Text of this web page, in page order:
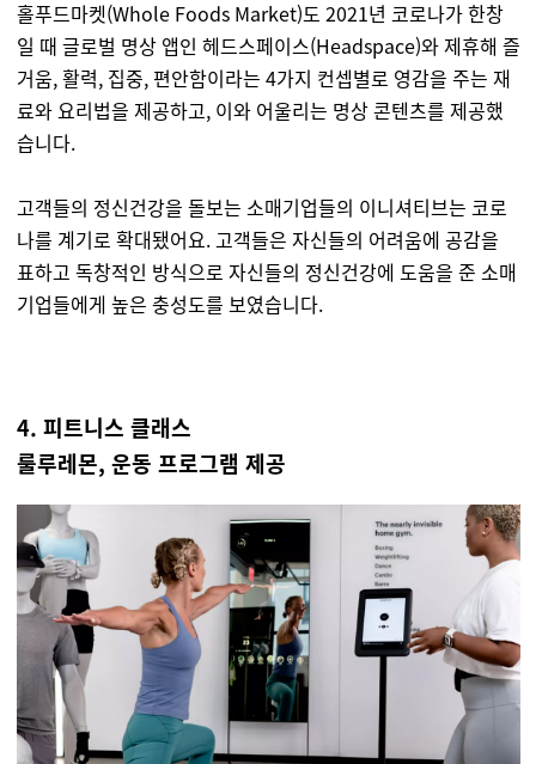
홀푸드마켓(Whole Foods Market)도 2021년 코로나가 한창
일 때 글로벌 명상 앱인 헤드스페이스(Headspace)와 제휴해 즐
거움, 활력, 집중, 편안함이라는 4가지 컨셉별로 영감을 주는 재
료와 요리법을 제공하고, 이와 어울리는 명상 콘텐츠를 제공했
습니다.
고객들의 정신건강을 돌보는 소매기업들의 이니셔티브는 코로
나를 계기로 확대됐어요. 고객들은 자신들의 어려움에 공감을
표하고 독창적인 방식으로 자신들의 정신건강에 도움을 준 소매
기업들에게 높은 충성도를 보였습니다.
4. 피트니스 클래스
룰루레몬, 운동 프로그램 제공